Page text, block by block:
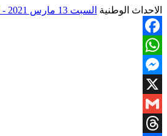
الاحداث الوطنية السبت 13 مارس 2021 - 5:52
Facebook
WhatsApp
Messenger
X
Gmail